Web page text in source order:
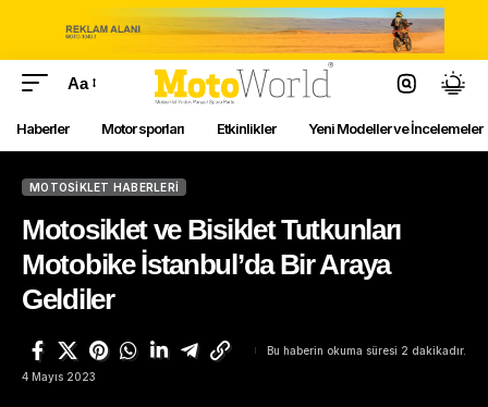
Aa
Haberler Motor sporları Etkinlikler Yeni Modeller ve İncelemeler
MOTOSIKLET HABERLERI
Motosiklet ve Bisiklet Tutkunları
Motobike İstanbul’da Bir Araya
Geldiler
4 Mayıs 2023
Bu haberin okuma süresi 2 dakikadır.